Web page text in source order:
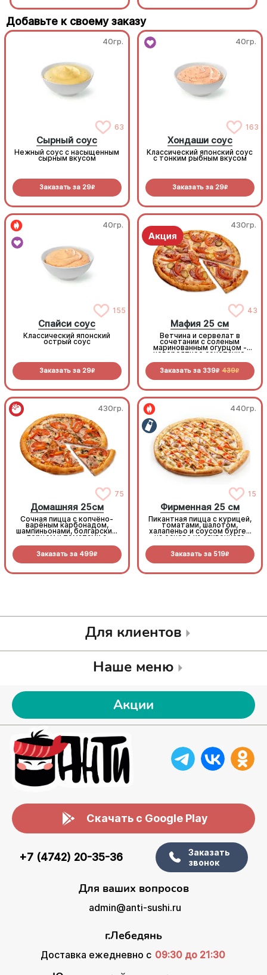
Добавьте к своему заказу
40гр.
63
Сырный соус
Нежный соус с насыщенным
сырным вкусом
Заказать за 29R
40гр.
163
Хондаши соус
Классический японский соус
с тонким рыбным вкусом
Заказать за 29R
40гр.
155
Спайси соус
Классический японский
острый соус
Заказать за 29R
430гр.
43
Мафия 25 см
Ветчина и сервелат в
сочетании с соленым
маринованным огурцом -
невероятное сочетание,
попробовать!
Заказать за 339R 439R
430гр.
75
Домашняя 25см
Сочная пицца с копчёно-
варёным карбонадом,
шампиньонами, болгарским
перцем и томатами с
Заказать за 499R
440гр.
15
Фирменная 25 см
Пикантная пицца с курицей,
томатами, шалотом,
халапеньо и соусом бургер
на основе из сливочного
Заказать за 519R
Для клиентов
Наше меню
Акции
Скачать с Google Play
+7 (4742) 20-35-36
Заказать
звонок
Для ваших вопросов
admin@anti-sushi.ru
г.Лебедянь
Доставка ежедневно с 09:30 до 21:30